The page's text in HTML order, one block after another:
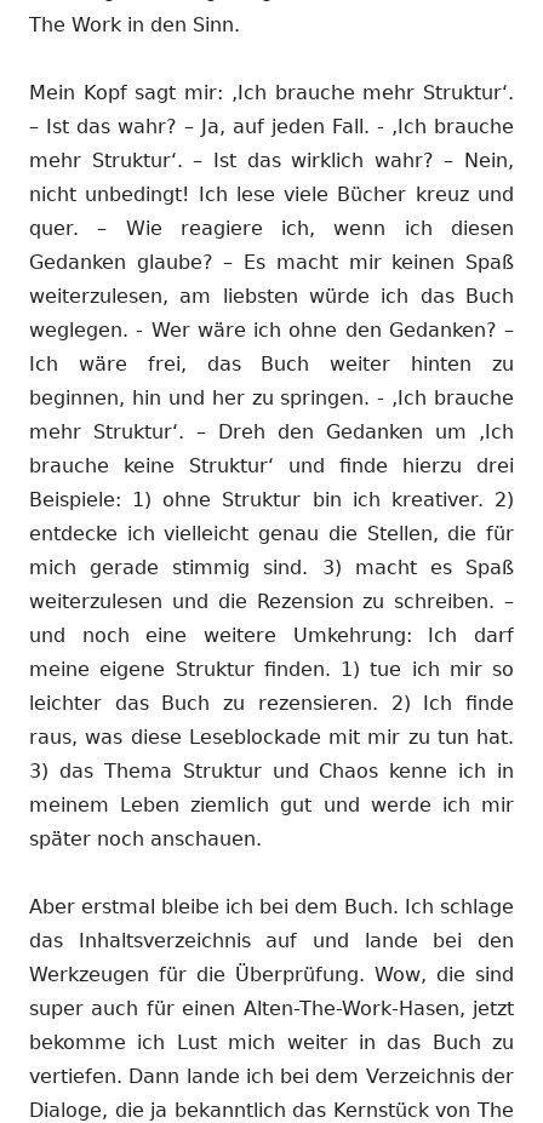
The Work in den Sinn.
Mein Kopf sagt mir: ‚Ich brauche mehr Struktur‘.
– Ist das wahr? – Ja, auf jeden Fall. - ‚Ich brauche
mehr Struktur‘. – Ist das wirklich wahr? – Nein,
nicht unbedingt! Ich lese viele Bücher kreuz und
quer. – Wie reagiere ich, wenn ich diesen
Gedanken glaube? – Es macht mir keinen Spaß
weiterzulesen, am liebsten würde ich das Buch
weglegen. - Wer wäre ich ohne den Gedanken? –
Ich wäre frei, das Buch weiter hinten zu
beginnen, hin und her zu springen. - ‚Ich brauche
mehr Struktur‘. – Dreh den Gedanken um ‚Ich
brauche keine Struktur‘ und finde hierzu drei
Beispiele: 1) ohne Struktur bin ich kreativer. 2)
entdecke ich vielleicht genau die Stellen, die für
mich gerade stimmig sind. 3) macht es Spaß
weiterzulesen und die Rezension zu schreiben. –
und noch eine weitere Umkehrung: Ich darf
meine eigene Struktur finden. 1) tue ich mir so
leichter das Buch zu rezensieren. 2) Ich finde
raus, was diese Leseblockade mit mir zu tun hat.
3) das Thema Struktur und Chaos kenne ich in
meinem Leben ziemlich gut und werde ich mir
später noch anschauen.
Aber erstmal bleibe ich bei dem Buch. Ich schlage
das Inhaltsverzeichnis auf und lande bei den
Werkzeugen für die Überprüfung. Wow, die sind
super auch für einen Alten-The-Work-Hasen, jetzt
bekomme ich Lust mich weiter in das Buch zu
vertiefen. Dann lande ich bei dem Verzeichnis der
Dialoge, die ja bekanntlich das Kernstück von The